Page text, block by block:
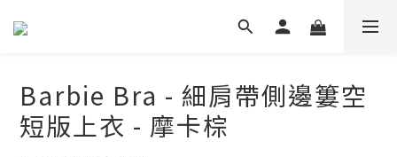
Barbie Bra - 細肩帶側邊簍空
短版上衣 - 摩卡棕